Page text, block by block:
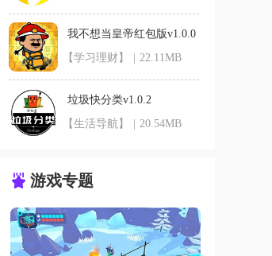
我不想当皇帝红包版v1.0.0
【学习理财】
22.11MB
垃圾快分类v1.0.2
【生活导航】
20.54MB
游戏专题